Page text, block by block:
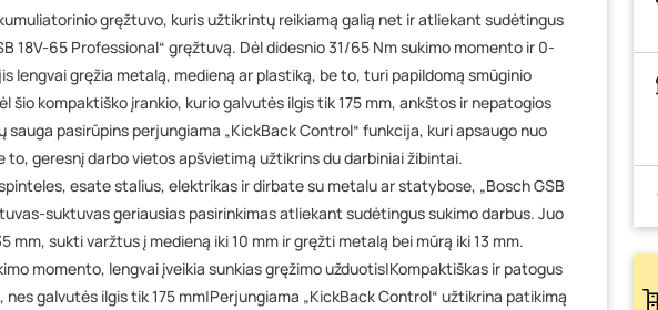
gręžtuvo, kuris užtikrintų reikiamą galią net ir atliekant sudėtingus
18V-65 Professional“ gręžtuvą. Dėl didesnio 31/65 Nm sukimo momento ir 0-
lengvai gręžia metalą, medieną ar plastiką, be to, turi papildomą smūginio
šio kompaktiško įrankio, kurio galvutės ilgis tik 175 mm, ankštos ir nepatogios
sauga pasirūpins perjungiama „KickBack Control“ funkcija, kuri apsaugo nuo
geresnį darbo vietos apšvietimą užtikrins du darbiniai žibintai.
esate stalius, elektrikas ir dirbate su metalu ar statybose, „Bosch GSB
suktuvas geriausias pasirinkimas atliekant sudėtingus sukimo darbus. Juo
mm, sukti varžtus į medieną iki 10 mm ir gręžti metalą bei mūrą iki 13 mm.
momento, lengvai įveikia sunkias gręžimo užduotis|Kompaktiškas ir patogus
galvutės ilgis tik 175 mm|Perjungiama „KickBack Control“ užtikrina patikimą